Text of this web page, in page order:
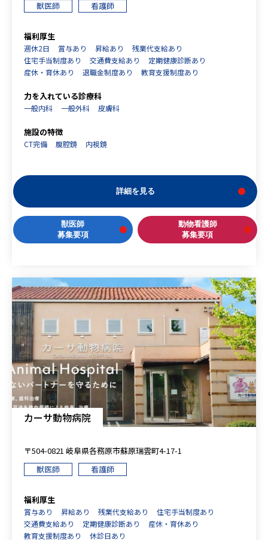
獣医師
看護師
福利厚生
週休2日 賞与あり 昇給あり
残業代支給あり
住宅手当制度あり
交通費支給あり
定期健康診断あり
産休・育休あり
退職金制度あり 教育支援制度あり
力を入れている診療科
一般内科 一般外科 皮膚科
施設の特徴
CT完備 腹腔鏡 内視鏡
詳細を見る
獣医師
募集要項
動物看護師
募集要項
カーサ動物病院
〒504-0821 岐阜県各務原市蘇原瑞雲町4-17-1
獣医師
看護師
福利厚生
賞与あり 昇給あり 残業代支給あり
住宅手当制度あり
交通費支給あり
定期健康診断あり
産休・育休あり
教育支援制度あり
休診日あり